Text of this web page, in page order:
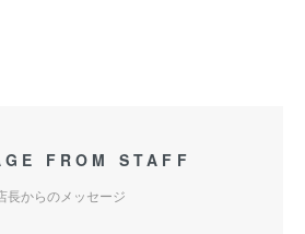
FROM STAFF
長からのメッセージ